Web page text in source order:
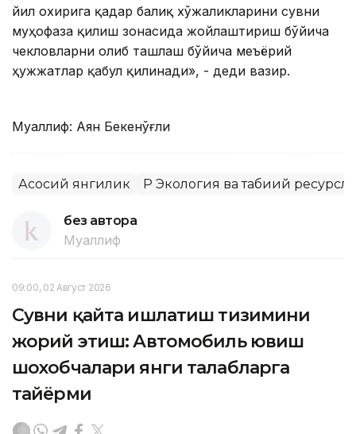
йил охирига қадар балиқ хўжаликларини сувни
муҳофаза қилиш зонасида жойлаштириш бўйича
чекловларни олиб ташлаш бўйича меъёрий
ҳужжатлар қабул қилинади», - деди вазир.
Муаллиф: Аян Бекенўғли
Асосий янгилик ҚР Экология ва табиий
без автора
Муаллиф
09:00, 02 Август 2026
Сувни қайта ишлатиш тизимини
жорий этиш: Автомобиль ювиш
шохобчалари янги талабларга
тайёрми